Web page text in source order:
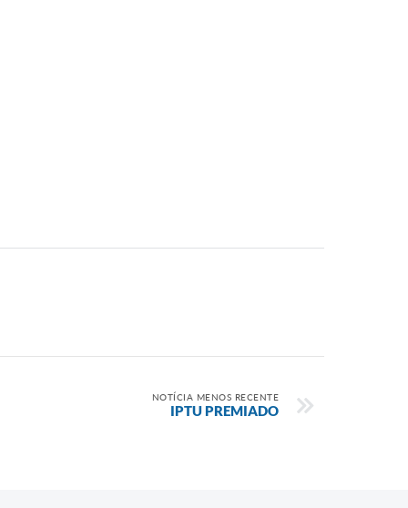
NOTÍCIA MENOS RECENTE
IPTU PREMIADO